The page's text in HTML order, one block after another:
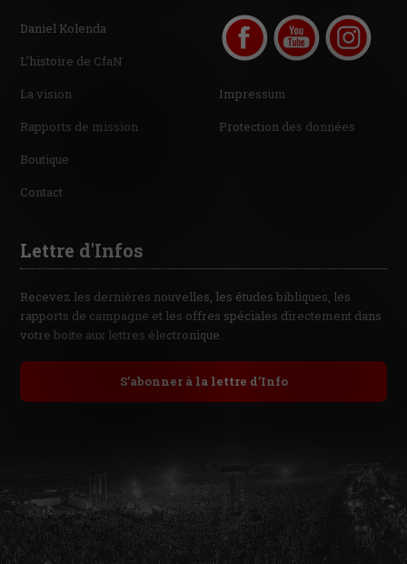
Daniel Kolenda
L'histoire de CfaN
La vision
Rapports de mission
Boutique
Contact
Impressum
Protection des données
Lettre d'Infos
Recevez les dernières nouvelles, les études bibliques, les
rapports de campagne et les offres spéciales directement dans
votre boite aux lettres électronique.
S’abonner à la lettre d’Info